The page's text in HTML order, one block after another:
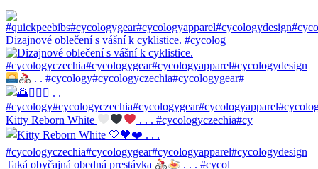
Dizajnové oblečení s vášní k cyklistice. #cycolog
. . #cycology#cycologyczechia#cycologygear#
Kitty Reborn White . . . #cycologyczechia#cy
Taká obyčajná obedná prestávka . . . #cycol